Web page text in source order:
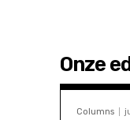
Onze
Columns